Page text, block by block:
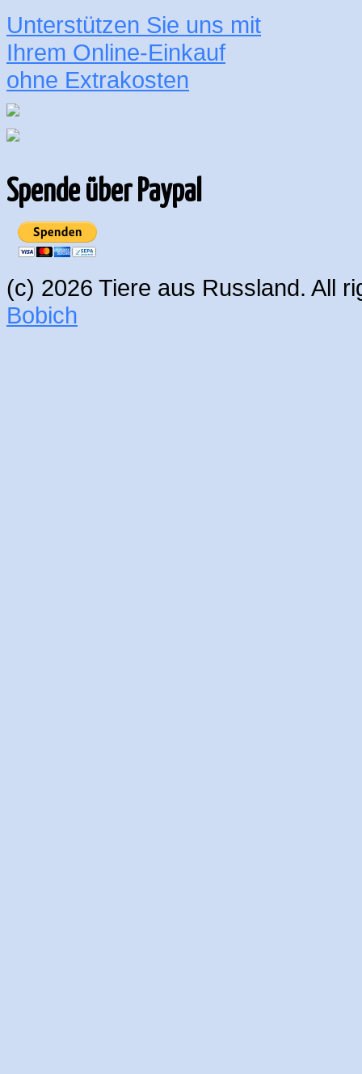
Unterstützen Sie uns mit
Ihrem Online-Einkauf
ohne Extrakosten
Spende über Paypal
(c) 2026 Tiere aus Russland. All
Bobich